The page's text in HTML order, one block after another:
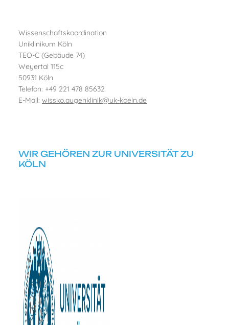
Wissenschaftskoordination
Uniklinikum Köln
TEO-C (Gebäude 74)
Weyertal 115c
50931 Köln
Telefon: +49 221 478 85632
E-Mail: wissko.augenklinik@uk-koeln.de
WIR GEHÖREN ZUR UNIVERSITÄT ZU
KÖLN